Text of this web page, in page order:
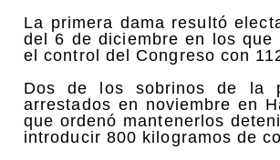
La primera dama resultó
del 6 de diciembre en los
el control del Congreso con
Dos de los sobrinos de la
arrestados en noviembre en
que ordenó mantenerlos
introducir 800 kilogramos de